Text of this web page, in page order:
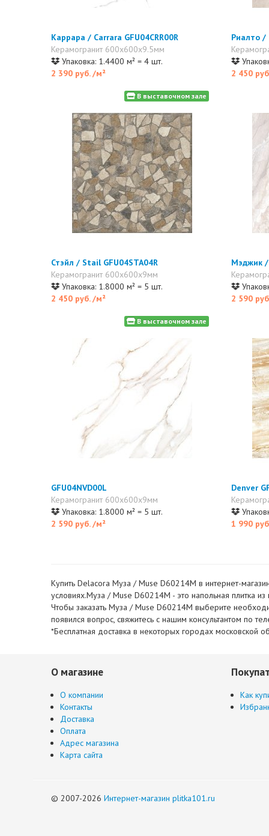
Каррара / Carrara GFU04CRR00R
Керамогранит 600x600x9.5мм
Упаковка: 1.4400 м² = 4 шт.
2 390 руб./м²
Риалто /
2 450
В выставочном зале
Стэйл / Stail GFU04STA04R
Керамогранит 600x600x9мм
Упаковка: 1.8000 м² = 5 шт.
2 450 руб./м²
Мэджик /
2 590
В выставочном зале
GFU04NVD00L
Керамогранит 600x600x9мм
Упаковка: 1.8000 м² = 5 шт.
2 590 руб./м²
Denver
1 990
Купить Delacora Муза / Muse D60214M в интернет-
условиях.Муза / Muse D60214M - это напольная плитка
Чтобы заказать Муза / Muse D60214M выберите
появился вопрос, свяжитесь с нашим консультантом по
*Бесплатная доставка в некоторых городах московской
О магазине
О компании
Контакты
Доставка
Оплата
Адрес магазина
Карта сайта
Как
© 2007-2026 Интернет-магазин plitka101.ru